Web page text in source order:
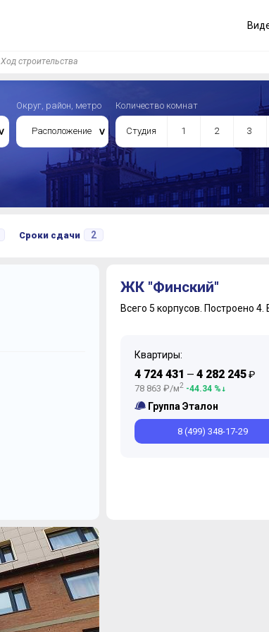
Ход строительства
Округ, район, метро
Расположение
Количество комнат
Студия 1 2 3
Сроки сдачи 2
Декабрь Июль Июнь Май
Декабрь
ЖК "Финский"
Всего 5 корпусов. Построено 4.
Квартиры:
4 724 431 — 4 282 245₽
78 863 ₽/м2-44.34 %
Группа Эталон
8 (499) 348-17-29